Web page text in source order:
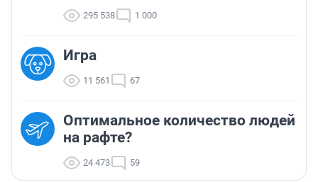
295 538 1 000
Игра
11 561 67
Оптимальное количество людей
на рафте?
24 473 59